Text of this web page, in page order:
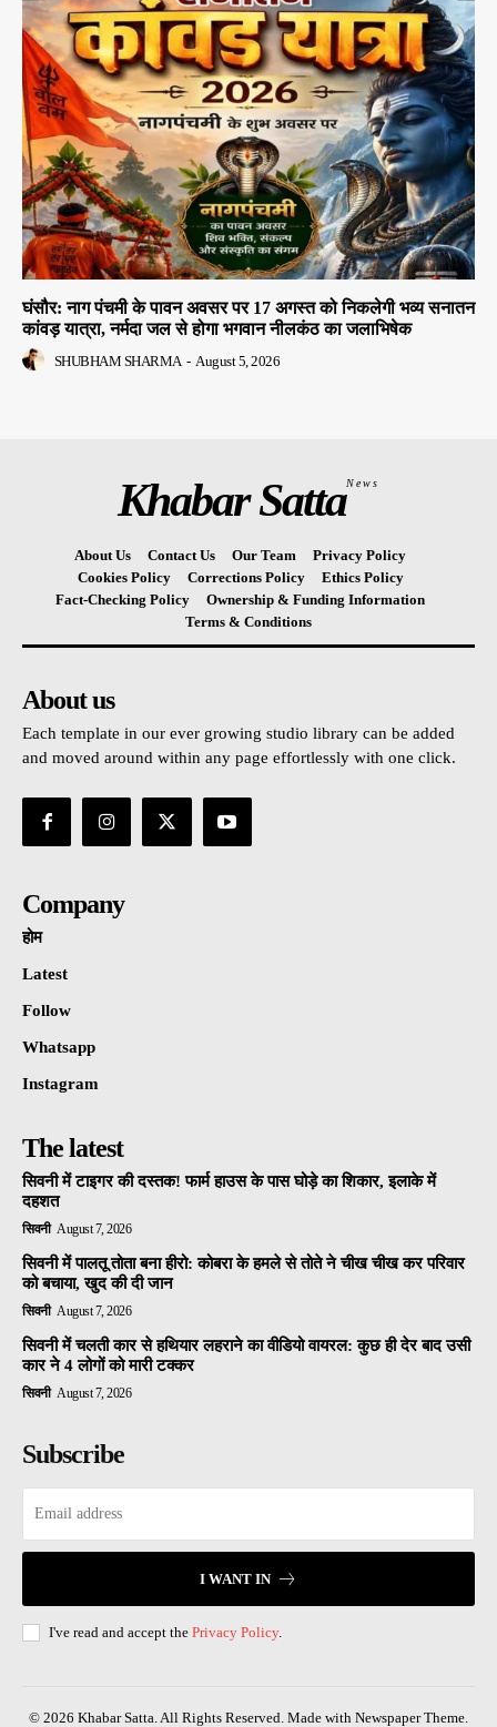
घंसौर: नाग पंचमी के पावन अवसर पर 17 अगस्त को निकलेगी भव्य सनातन
कांवड़ यात्रा, नर्मदा जल से होगा भगवान नीलकंठ का जलाभिषेक
SHUBHAM SHARMA - August 5, 2026
Khabar SattaNews
About Us Contact Us Our Team
Privacy Policy
Cookies Policy
Corrections Policy
Ethics Policy
Fact-Checking Policy
Ownership & Funding Information
Terms & Conditions
About us
Each template in our ever growing studio library can be added
and moved around within any page effortlessly with one click.
Company
होम
Latest
Follow
Whatsapp
Instagram
The latest
सिवनी में टाइगर की दस्तक! फार्म हाउस के पास घोड़े का शिकार, इलाके में
दहशत
सिवनी August 7, 2026
सिवनी में पालतू तोता बना हीरो: कोबरा के हमले से तोते ने चीख चीख कर परिवार
को बचाया, खुद की दी जान
सिवनी August 7, 2026
सिवनी में चलती कार से हथियार लहराने का वीडियो वायरल: कुछ ही देर बाद उसी
कार ने 4 लोगों को मारी टक्कर
सिवनी August 7, 2026
Subscribe
I WANT IN
I've read and accept the Privacy Policy.
© 2026 Khabar Satta. All Rights Reserved. Made with Newspaper Theme.